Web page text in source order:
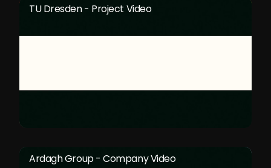
TU Dresden - Project Video
Ardagh Group - Company Video